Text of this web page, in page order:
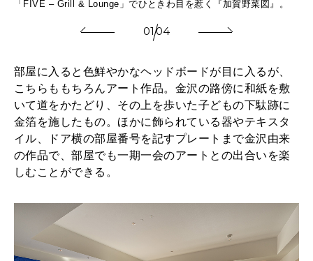
「FIVE – Grill & Lounge」でひときわ目を惹く『加賀野菜図』。
0104
部屋に入ると色鮮やかなヘッドボードが目に入るが、
こちらももちろんアート作品。金沢の路傍に和紙を敷
いて道をかたどり、その上を歩いた子どもの下駄跡に
金箔を施したもの。ほかに飾られている器やテキスタ
イル、ドア横の部屋番号を記すプレートまで金沢由来
の作品で、部屋でも一期一会のアートとの出合いを楽
しむことができる。